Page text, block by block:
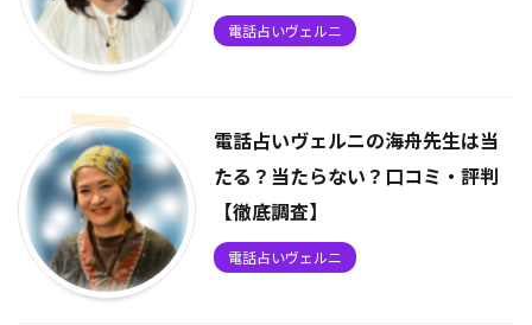
電話占いヴェルニ
電話占いヴェルニの海舟先生は当
たる？当たらない？口コミ・評判
【徹底調査】
電話占いヴェルニ